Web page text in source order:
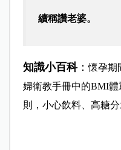
續稱讚老婆。
知識小百科：懷孕期
婦衛教手冊中的BMI
則，小心飲料、高糖